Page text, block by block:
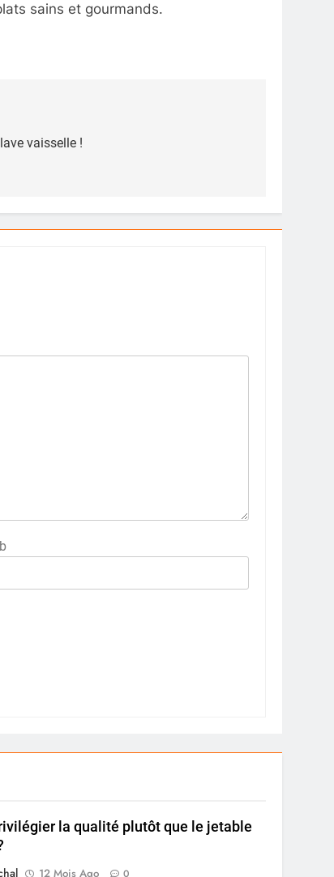
sains et gourmands.
vaisselle !
la qualité plutôt que le jetable
12 Mois Ago 0